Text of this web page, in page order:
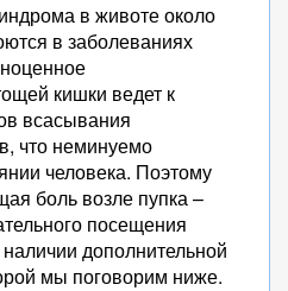
в животе около
в заболеваниях
кишки ведет к
всасывания
что неминуемо
человека. Поэтому
боль возле пупка –
посещения
дополнительной
мы поговорим ниже.